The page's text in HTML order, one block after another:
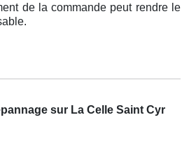
de la commande peut rendre le
sur La Celle Saint Cyr